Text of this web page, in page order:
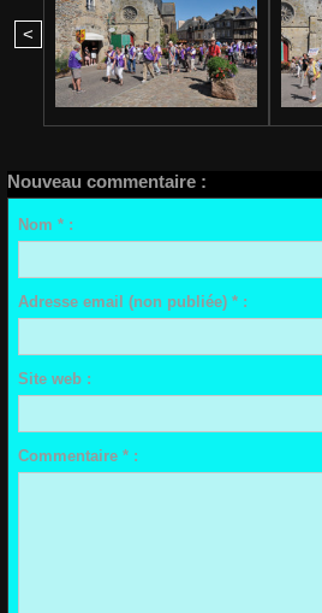
<
Nouveau commentaire :
Nom * :
Adresse email (non publiée) * :
Site web :
Commentaire * :